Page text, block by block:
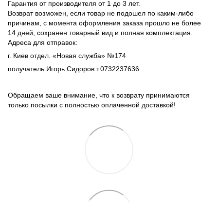
Гарантия от производителя от 1 до 3 лет.
Возврат возможен, если товар не подошел по каким-либо
причинам, с момента оформления заказа прошло не более
14 дней, сохранен товарный вид и полная комплектация.
Адреса для отправок:
г. Киев отдел. «Новая служба» №174
получатель Игорь Сидоров т.0732237636
Обращаем ваше внимание, что к возврату принимаются
только посылки с полностью оплаченной доставкой!